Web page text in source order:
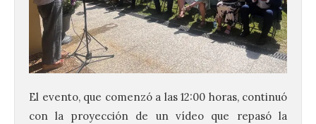
El evento, que comenzó a las 12:00 horas, continuó
con la proyección de un vídeo que repasó la